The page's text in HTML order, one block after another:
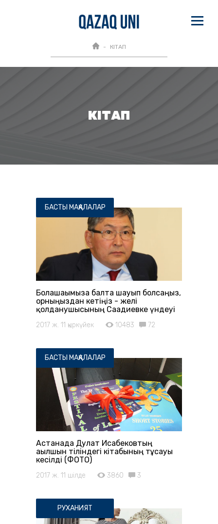
КІТАП
КІТАП
БАСТЫ МАҚАЛАЛАР
Болашағымызға балта шауып болсаңыз,
орныңыздан кетіңіз - желі
қолданушысының Сағадиевке үндеуі
2017 ж. 11 қыркүйек 10483 72
БАСТЫ МАҚАЛАЛАР
Астанада Дулат Исабековтың
ағылшын тіліндегі кітабының тұсауы
кесілді (ФОТО)
2017 ж. 11 шілде 3860 3
РУХАНИЯТ